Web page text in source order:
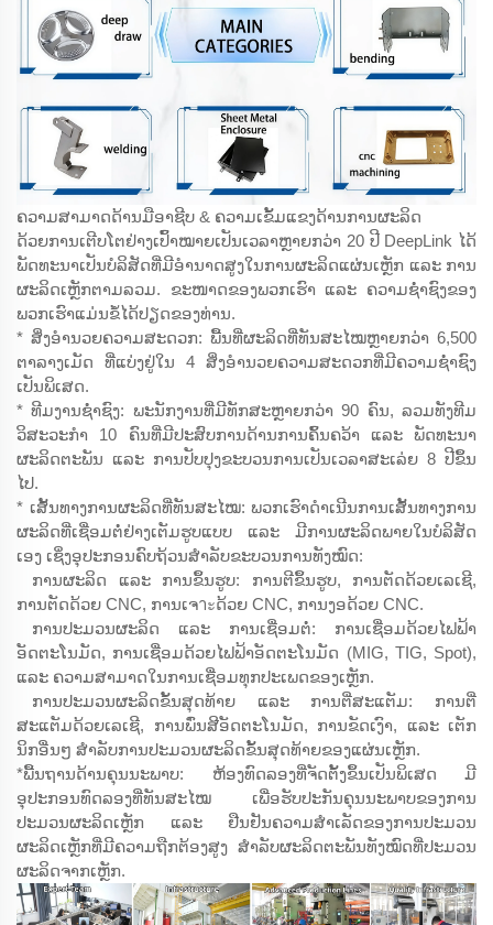
ຄວາມສາມາດດ້ານມືອາຊີບ & ຄວາມເຂັ້ມແຂງດ້ານການຜະລິດ
ດ້ວຍການເຕີບໂຕຢ່າງເປົ້າໝາຍເປັນເວລາຫຼາຍກວ່າ 20 ປີ DeepLink ໄດ້
ພັດທະນາເປັນບໍລິສັດທີ່ມີອຳນາດສູງໃນການຜະລິດແຜ່ນເຫຼັກ ແລະ ການ
ຜະລິດເຫຼັກຕາມລວມ. ຂະໜາດຂອງພວກເຮົາ ແລະ ຄວາມຊ່ຳຊົງຂອງ
ພວກເຮົາແມ່ນຂໍ້ໄດ້ປຽດຂອງທ່ານ.
* ສິ່ງອຳນວຍຄວາມສະດວກ: ພື້ນທີ່ຜະລິດທີ່ທັນສະໄໝຫຼາຍກວ່າ 6,500
ຕາລາງເມັດ ທີ່ແບ່ງຢູ່ໃນ 4 ສິ່ງອຳນວຍຄວາມສະດວກທີ່ມີຄວາມຊ່ຳຊົງ
ເປັນພິເສດ.
* ທີມງານຊ່ຳຊົງ: ພະນັກງານທີ່ມີທັກສະຫຼາຍກວ່າ 90 ຄົນ, ລວມທັງທີມ
ວິສະວະກຳ 10 ຄົນທີ່ມີປະສົບການດ້ານການຄົ້ນຄວ້າ ແລະ ພັດທະນາ
ຜະລິດຕະພັນ ແລະ ການປັບປຸງຂະບວນການເປັນເວລາສະເລ່ຍ 8 ປີຂຶ້ນ
ໄປ.
* ເສັ້ນທາງການຜະລິດທີ່ທັນສະໄໝ: ພວກເຮົາດຳເນີນການເສັ້ນທາງການ
ຜະລິດທີ່ເຊື່ອມຕໍ່ຢ່າງເຕັມຮູບແບບ ແລະ ມີການຜະລິດພາຍໃນບໍລິສັດ
ເອງ ເຊິ່ງອຸປະກອນຄົບຖ້ວນສຳລັບຂະບວນການທັງໝົດ:
ການຜະລິດ ແລະ ການຂຶ້ນຮູບ: ການຕີຂຶ້ນຮູບ, ການຕັດດ້ວຍເລເຊີ,
ການຕັດດ້ວຍ CNC, ການເຈาะດ້ວຍ CNC, ການງອດ້ວຍ CNC.
ການປະມວນຜະລິດ ແລະ ການເຊື່ອມຕໍ່: ການເຊື່ອມດ້ວຍໄຟຟ້າ
ອັດຕະໂນມັດ, ການເຊື່ອມດ້ວຍໄຟຟ້າອັດຕະໂນມັດ (MIG, TIG, Spot),
ແລະ ຄວາມສາມາດໃນການເຊື່ອມທຸກປະເພດຂອງເຫຼັກ.
ການປະມວນຜະລິດຂັ້ນສຸດທ້າຍ ແລະ ການຕີ່ສະແຕັມ: ການຕີ່
ສະແຕັມດ້ວຍເລເຊີ, ການພົ່ນສີອັດຕະໂນມັດ, ການຂັດເງົາ, ແລະ ເຕັກ
ນິກອື່ນໆ ສຳລັບການປະມວນຜະລິດຂັ້ນສຸດທ້າຍຂອງແຜ່ນເຫຼັກ.
*ພື້ນຖານດ້ານຄຸນນະພາບ: ຫ້ອງທົດລອງທີ່ຈັດຕັ້ງຂຶ້ນເປັນພິເສດ ມີ
ອຸປະກອນທົດລອງທີ່ທັນສະໄໝ ເພື່ອຮັບປະກັນຄຸນນະພາບຂອງການ
ປະມວນຜະລິດເຫຼັກ ແລະ ຢືນຢັນຄວາມສຳເລັດຂອງການປະມວນ
ຜະລິດເຫຼັກທີ່ມີຄວາມຖືກຕ້ອງສູງ ສຳລັບຜະລິດຕະພັນທັງໝົດທີ່ປະມວນ
ຜະລິດຈາກເຫຼັກ.